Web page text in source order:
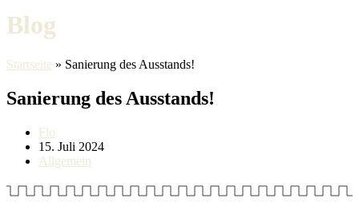
Blog
Startseite » Sanierung des Ausstands!
Sanierung des Ausstands!
Beitrags-
Autor:
Flo
Beitrag
veröffentlicht:
15. Juli 2024
Beitrags-
Allgemein